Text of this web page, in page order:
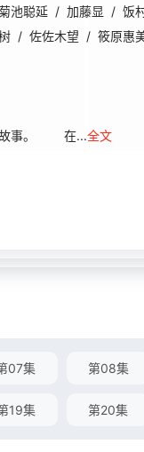
池聪延 / 加藤显 / 饭
/ 佐佐木望 / 筱原惠
的故事。 在...全文
07集 第08集
19集 第20集